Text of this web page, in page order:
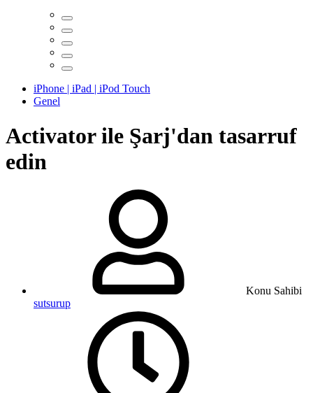
iPhone | iPad | iPod Touch
Genel
Activator ile Şarj'dan tasarruf
edin
Konu Sahibi
sutsurup